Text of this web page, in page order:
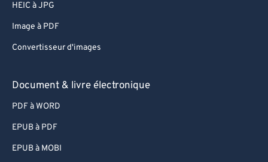
HEIC à JPG
Image à PDF
Convertisseur d'images
Document & livre électronique
PDF à WORD
EPUB à PDF
EPUB à MOBI